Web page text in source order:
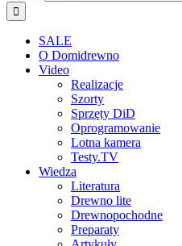
SALE
O Domidrewno
Video
Realizacje
Szorty
Sprzęty DiD
Oprogramowanie
Lotna kamera
Testy.TV
Wiedza
Literatura
Drewno lite
Drewnopochodne
Preparaty